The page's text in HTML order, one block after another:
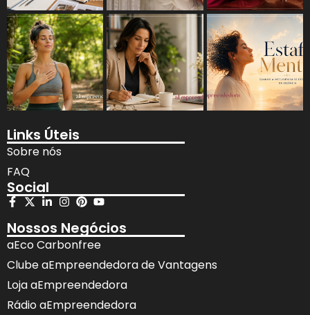
Links Úteis
Sobre nós
FAQ
Social
Nossos Negócios
aEco Carbonfree
Clube aEmpreendedora de Vantagens
Loja aEmpreendedora
Rádio aEmpreendedora